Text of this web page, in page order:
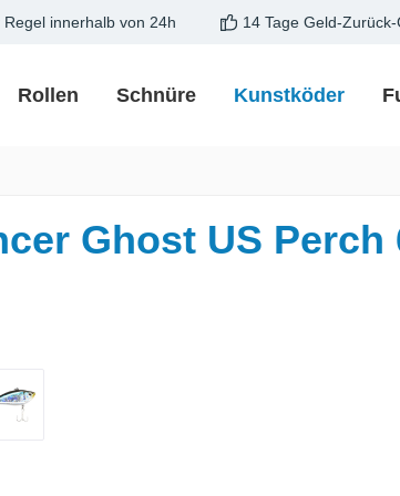
innerhalb von 24h 14 Tage Geld-
Rollen Schnüre Kunstköder
Ghost US Perch